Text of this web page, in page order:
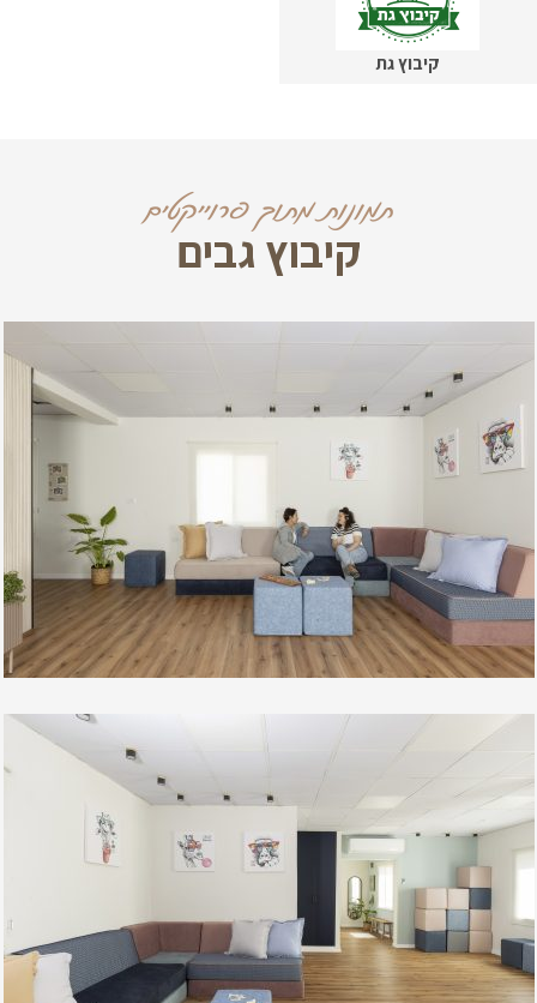
קיבוץ גת
תמונות מתוך פרוייקטים
קיבוץ גבים